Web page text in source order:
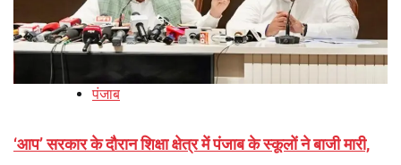
पंजाब
‘आप’ सरकार के दौरान शिक्षा क्षेत्र में पंजाब के स्कूलों ने बाजी मारी,